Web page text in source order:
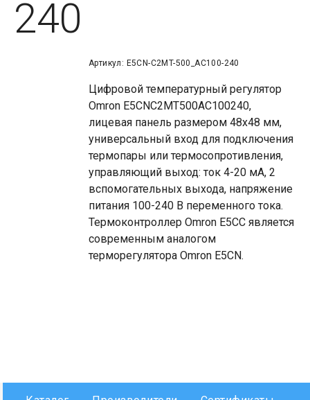
240
Артикул: E5CN-C2MT-500_AC100-240
Цифровой температурный регулятор
Omron E5CNC2MT500AC100240,
лицевая панель размером 48x48 мм,
универсальный вход для подключения
термопары или термосопротивления,
управляющий выход: ток 4-20 мА, 2
вспомогательных выхода, напряжение
питания 100-240 В переменного тока.
Термоконтроллер Omron E5CC является
современным аналогом
терморегулятора Omron E5CN.